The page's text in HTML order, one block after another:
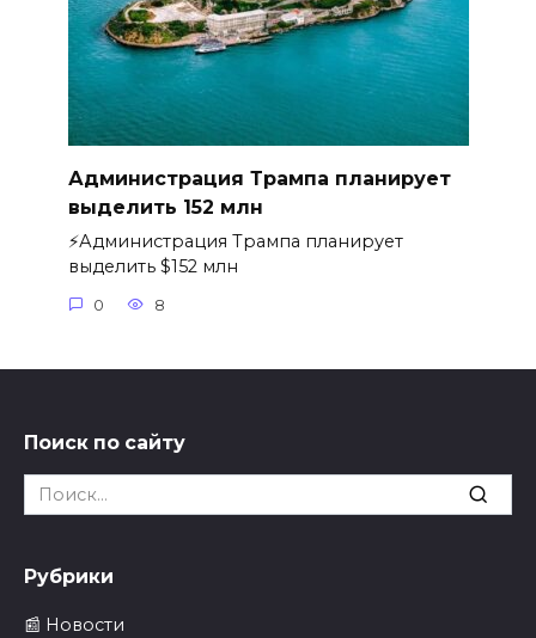
Администрация Трампа планирует
выделить 152 млн
⚡️Администрация Трампа планирует
выделить $152 млн
0 8
Поиск по сайту
Search
for:
Рубрики
📰 Новости